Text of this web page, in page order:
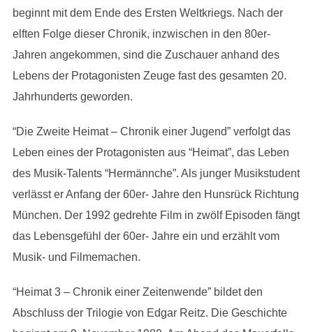
beginnt mit dem Ende des Ersten Weltkriegs. Nach der
elften Folge dieser Chronik, inzwischen in den 80er-
Jahren angekommen, sind die Zuschauer anhand des
Lebens der Protagonisten Zeuge fast des gesamten 20.
Jahrhunderts geworden.
“Die Zweite Heimat – Chronik einer Jugend” verfolgt das
Leben eines der Protagonisten aus “Heimat”, das Leben
des Musik-Talents “Hermännche”. Als junger Musikstudent
verlässt er Anfang der 60er- Jahre den Hunsrück Richtung
München. Der 1992 gedrehte Film in zwölf Episoden fängt
das Lebensgefühl der 60er- Jahre ein und erzählt vom
Musik- und Filmemachen.
“Heimat 3 – Chronik einer Zeitenwende” bildet den
Abschluss der Trilogie von Edgar Reitz. Die Geschichte